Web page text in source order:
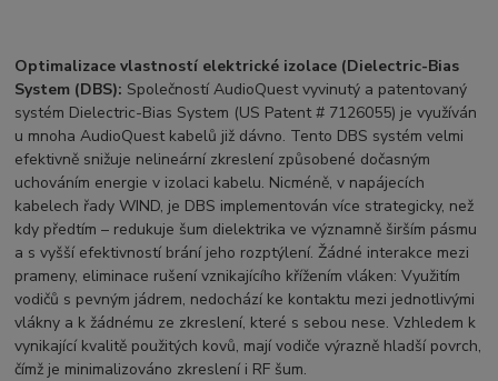
Optimalizace vlastností elektrické izolace (Dielectric-Bias
System (DBS): Společností AudioQuest vyvinutý a patentovaný
systém Dielectric-Bias System (US Patent # 7126055) je využíván
u mnoha AudioQuest kabelů již dávno. Tento DBS systém velmi
efektivně snižuje nelineární zkreslení způsobené dočasným
uchováním energie v izolaci kabelu. Nicméně, v napájecích
kabelech řady WIND, je DBS implementován více strategicky, než
kdy předtím – redukuje šum dielektrika ve významně širším pásmu
a s vyšší efektivností brání jeho rozptýlení. Žádné interakce mezi
prameny, eliminace rušení vznikajícího křížením vláken: Využitím
vodičů s pevným jádrem, nedochází ke kontaktu mezi jednotlivými
vlákny a k žádnému ze zkreslení, které s sebou nese. Vzhledem k
vynikající kvalitě použitých kovů, mají vodiče výrazně hladší povrch,
čímž je minimalizováno zkreslení i RF šum.